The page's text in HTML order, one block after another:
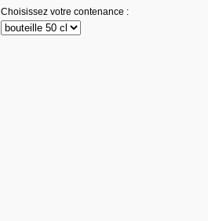
Choisissez votre contenance :